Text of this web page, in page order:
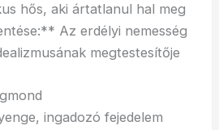
hős, aki ártatlanul hal meg
Az erdélyi nemesség
megtestesítője
ingadozó fejedelem